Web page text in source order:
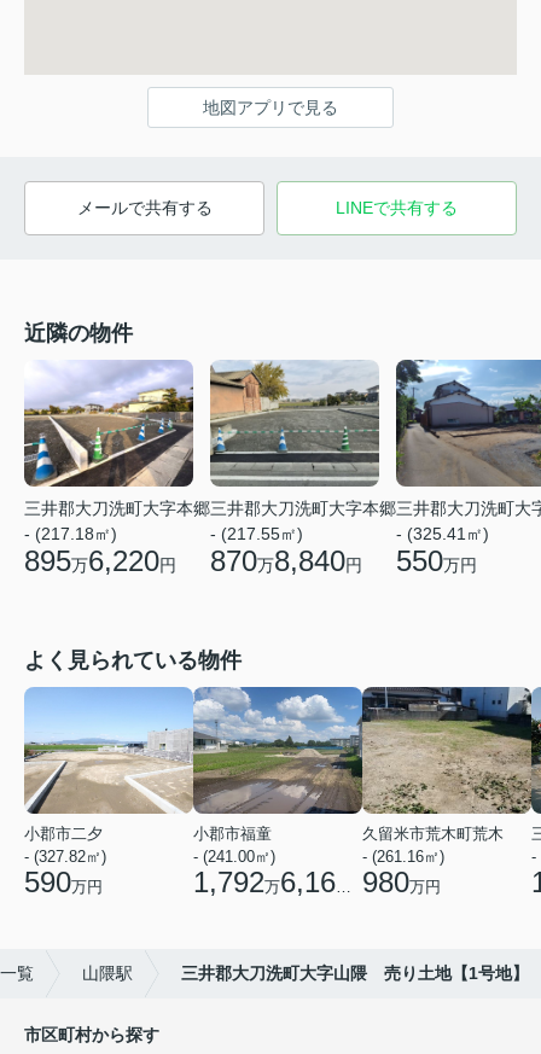
地図アプリで見る
メールで共有する LINEで共有する
近隣の物件
三井郡大刀洗町大字本郷
- (217.18㎡)
895万6,220円
三井郡大刀洗町大字本郷
- (217.55㎡)
870万8,840円
三井郡大刀洗町大
- (325.41㎡)
550万円
よく見られている物件
小郡市二夕
- (327.82㎡)
590万円
小郡市福童
- (241.00㎡)
1,792万6,160 円
久留米市荒木町荒木
- (261.16㎡)
980万円
-
覧 山隈駅 三井郡大刀洗町大字山隈 売り土地【1号地】
市区町村から探す